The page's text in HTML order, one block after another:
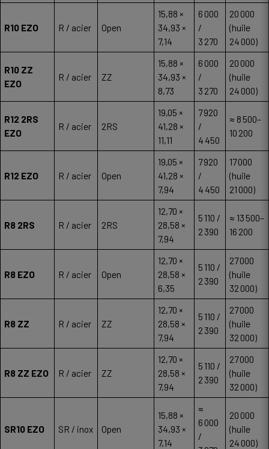
R10 EZO R / acier Open
15,88 ×
34,93 ×
7,14
6 000
/
3 270
20 000
(huile
24 000)
R10 ZZ
EZO
R / acier ZZ
15,88 ×
34,93 ×
8,73
6 000
/
3 270
20 000
(huile
24 000)
R12 2RS
EZO
R / acier 2RS
19,05 ×
41,28 ×
11,11
7 920
/
4 450
≈ 8 500–
10 200
R12 EZO R / acier Open
19,05 ×
41,28 ×
7,94
7 920
/
4 450
17 000
(huile
21 000)
R8 2RS R / acier 2RS
12,70 ×
28,58 ×
7,94
5 110 /
2 390
≈ 13 500–
16 200
R8 EZO R / acier Open
12,70 ×
28,58 ×
6,35
5 110 /
2 390
27 000
(huile
32 000)
R8 ZZ R / acier ZZ
12,70 ×
28,58 ×
7,94
5 110 /
2 390
27 000
(huile
32 000)
R8 ZZ EZO R / acier ZZ
12,70 ×
28,58 ×
7,94
5 110 /
2 390
27 000
(huile
32 000)
SR10 EZO SR / inox Open
15,88 ×
34,93 ×
7,14
≈
6 000
/
20 000
(huile
24 000)